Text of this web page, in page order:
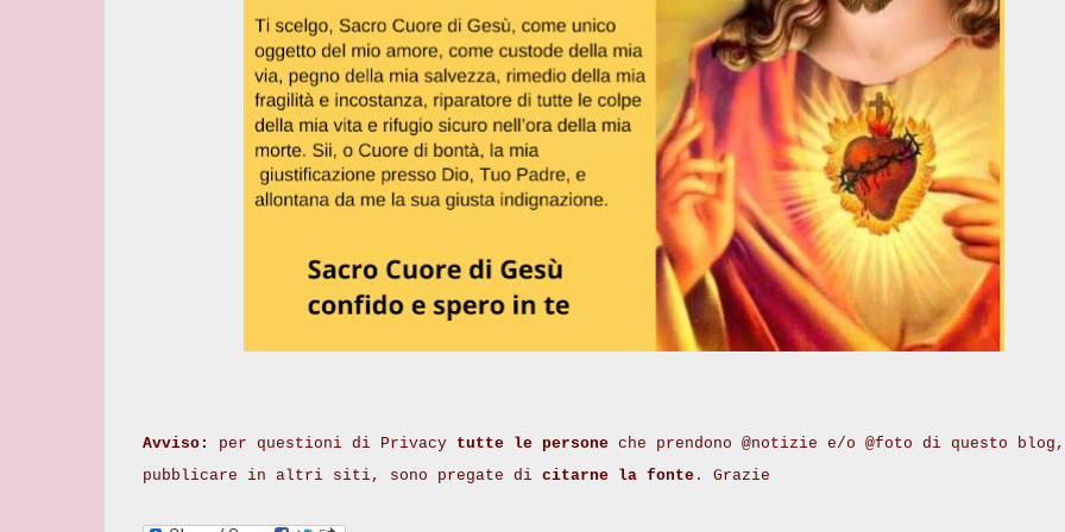
Avviso: per questioni di Privacy tutte le personeche prendono @notizie e/o @foto di questo
pubblicare in altri siti, sono pregate di citarne la fonte. Grazie